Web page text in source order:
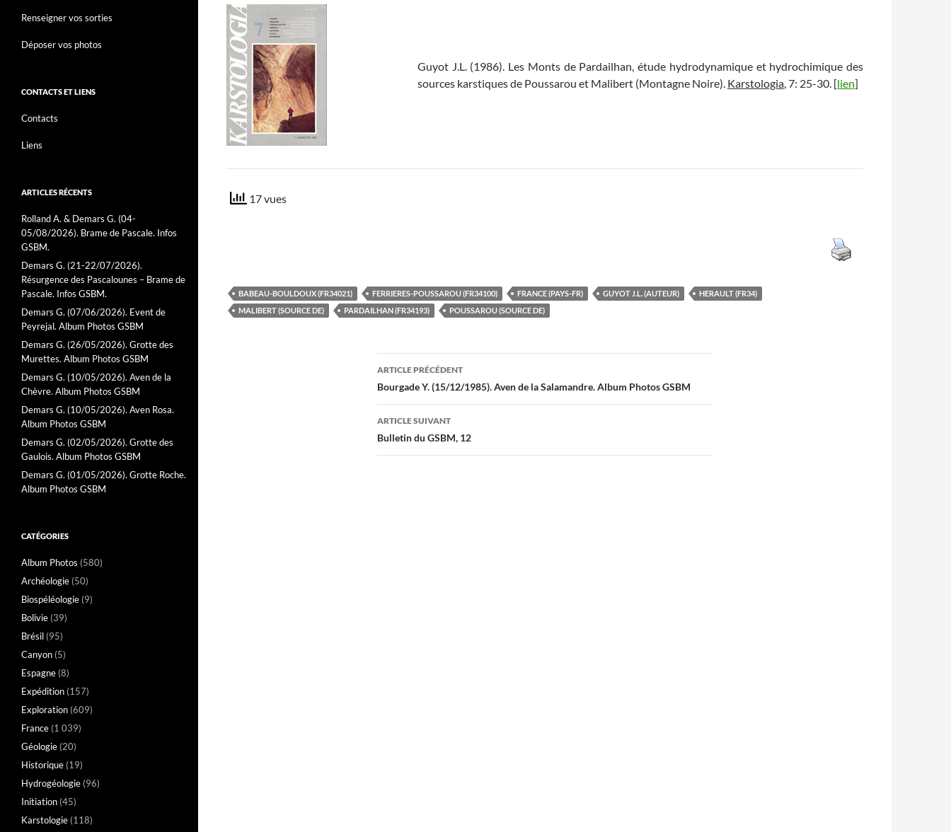
Guyot J.L. (1986). Les Monts de Pardailhan, étude hydrodynamique et hydrochimique des
sources karstiques de Poussarou et Malibert (Montagne Noire). Karstologia, 7: 25-30. [lien]
17 vues
BABEAU-BOULDOUX (FR34021) FERRIERES-POUSSAROU (FR34100) FRANCE (PAYS-FR) GUYOT J.L. (AUTEUR)
HERAULT (FR34)
MALIBERT (SOURCE DE)
PARDAILHAN (FR34193) POUSSAROU (SOURCE DE)
Navigation
des
articles
ARTICLE PRÉCÉDENT
Bourgade Y. (15/12/1985). Aven de la Salamandre. Album Photos GSBM
ARTICLE SUIVANT
Bulletin du GSBM, 12
Renseigner vos sorties
Déposer vos photos
CONTACTS ET LIENS
Contacts
Liens
ARTICLES RÉCENTS
Rolland A. & Demars G. (04-
05/08/2026). Brame de Pascale. Infos
GSBM.
Demars G. (21-22/07/2026).
Résurgence des Pascalounes – Brame de
Pascale. Infos GSBM.
Demars G. (07/06/2026). Event de
Peyrejal. Album Photos GSBM
Demars G. (26/05/2026). Grotte des
Murettes. Album Photos GSBM
Demars G. (10/05/2026). Aven de la
Chèvre. Album Photos GSBM
Demars G. (10/05/2026). Aven Rosa.
Album Photos GSBM
Demars G. (02/05/2026). Grotte des
Gaulois. Album Photos GSBM
Demars G. (01/05/2026). Grotte Roche.
Album Photos GSBM
CATÉGORIES
Album Photos (580)
Archéologie (50)
Biospéléologie (9)
Bolivie (39)
Brésil (95)
Canyon (5)
Espagne (8)
Expédition (157)
Exploration (609)
France (1 039)
Géologie (20)
Historique (19)
Hydrogéologie (96)
Initiation (45)
Karstologie (118)